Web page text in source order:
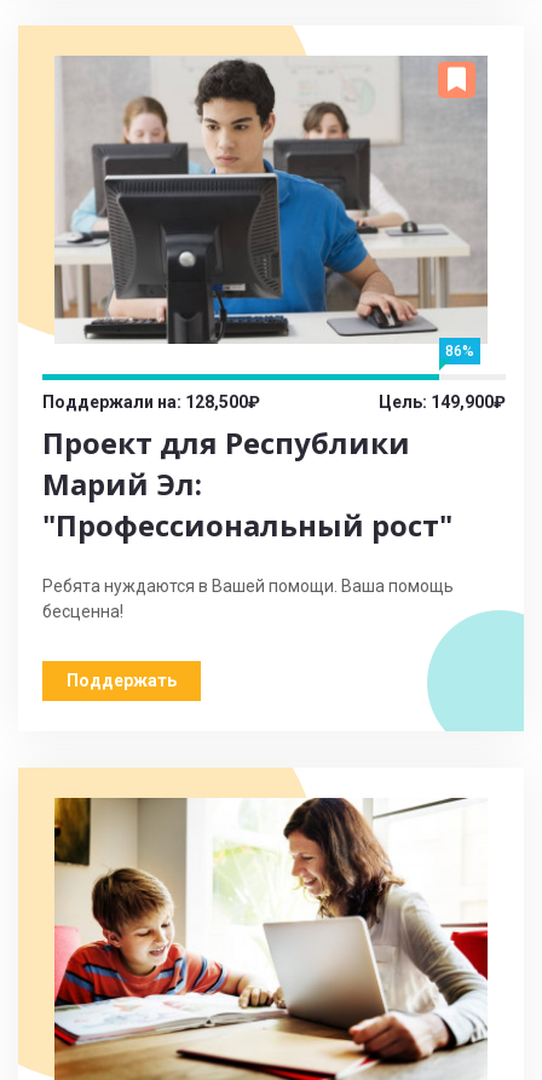
86%
Поддержали на: 128,500₽ Цель: 149,900₽
Проект для Республики
Марий Эл:
"Профессиональный рост"
Ребята нуждаются в Вашей помощи. Ваша помощь
бесценна!
Поддержать